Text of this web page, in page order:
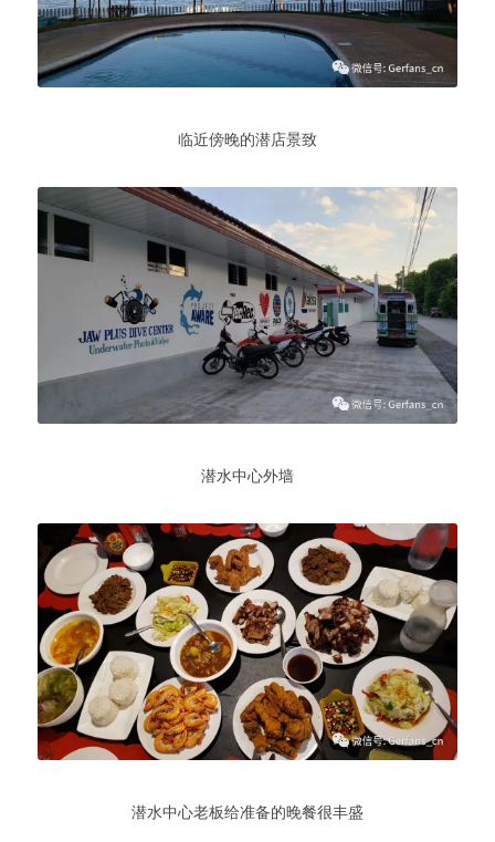
临近傍晚的潜店景致
潜水中心外墙
潜水中心老板给准备的晚餐很丰盛